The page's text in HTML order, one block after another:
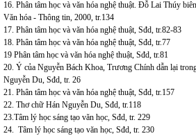
16. Phân tâm học và văn hóa nghệ thuật. Đỗ Lai Thúy
Văn hóa - Thông tin, 2000, tr.134
17. Phân tâm học và văn hóa nghệ thuật, Sđd, tr.82-83
18. Phân tâm học và văn hóa nghệ thuật, Sđd, tr.77
19 Phân tâm học và văn hóa nghệ thuật, Sđd, tr.81
20. Ý của Nguyễn Bách Khoa, Trương Chính dẫn lại
Nguyễn Du, Sđd, tr. 26
21. Phân tâm học và văn hóa nghệ thuật, Sđd, tr.157
22. Thơ chữ Hán Nguyễn Du, Sđd, tr.118
23.Tâm lý học sáng tạo văn học, Sđd, tr. 229
24. Tâm lý học sáng tạo văn học, Sđd, tr. 230